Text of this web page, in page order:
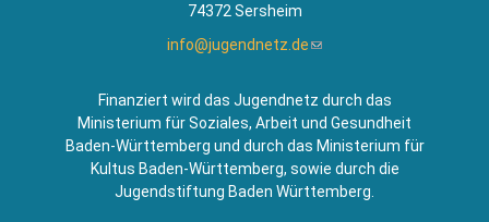
74372 Sersheim
info@jugendnetz.de(Link
Mail)
Finanziert wird das Jugendnetz durch das
Ministerium für Soziales, Arbeit und Gesundheit
Baden-Württemberg und durch das Ministerium für
Kultus Baden-Württemberg, sowie durch die
Jugendstiftung Baden Württemberg.